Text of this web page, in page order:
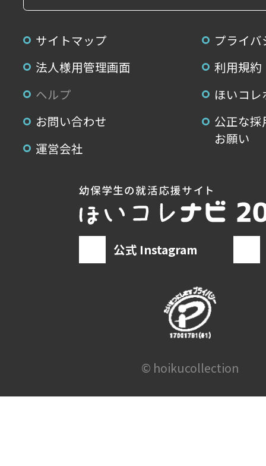
サイトマップ
プライ
法人様用管理画面
利用規約
ヘルプ
ほいコ
お問い合わせ
公正な
お願い
運営会社
公式 Instagram
© hoikucollection